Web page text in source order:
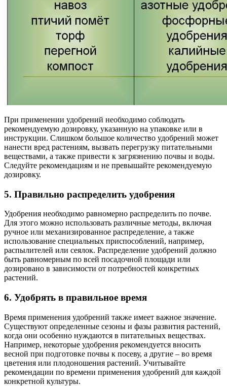
При применении удобрений необходимо соблюдать
рекомендуемую дозировку, указанную на упаковке или в
инструкции. Слишком большое количество удобрений может
нанести вред растениям, вызвать перегрузку питательными
веществами, а также привести к загрязнению почвы и воды.
Следуйте рекомендациям и не превышайте рекомендуемую
дозировку.
5. Правильно распределить удобрения
Удобрения необходимо равномерно распределить по почве.
Для этого можно использовать различные методы, включая
ручное или механизированное распределение, а также
использование специальных приспособлений, например,
распылителей или сеялок. Распределение удобрений должно
быть равномерным по всей посадочной площади или
дозировано в зависимости от потребностей конкретных
растений.
6. Удобрять в правильное время
Время применения удобрений также имеет важное значение.
Существуют определенные сезоны и фазы развития растений,
когда они особенно нуждаются в питательных веществах.
Например, некоторые удобрения рекомендуется вносить
весной при подготовке почвы к посеву, а другие – во время
цветения или плодоношения растений. Учитывайте
рекомендации по времени применения удобрений для каждой
конкретной культуры.